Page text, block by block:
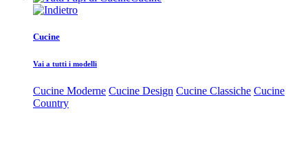
Cucine
Vai a tutti i modelli
Cucine Moderne Cucine Design Cucine Classiche Cucine
Country